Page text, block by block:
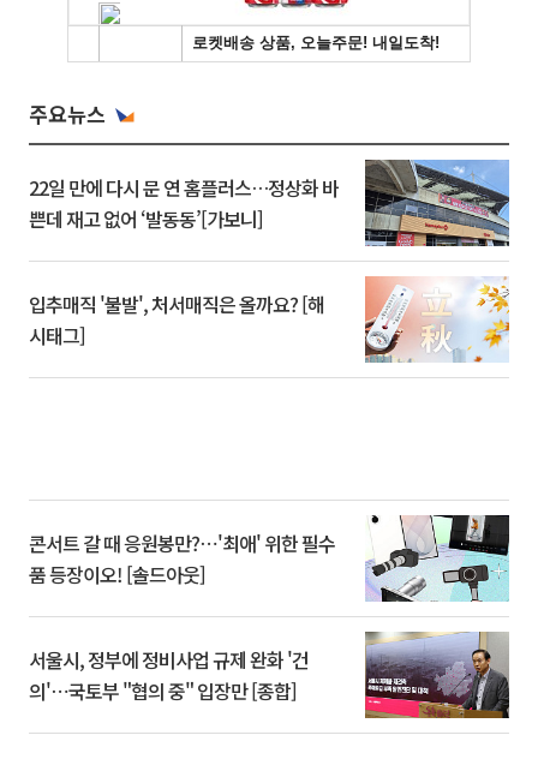
주요뉴스
22일 만에 다시 문 연 홈플러스…정상화 바
쁜데 재고 없어 ‘발동동’[가보니]
입추매직 '불발', 처서매직은 올까요? [해
시태그]
콘서트 갈 때 응원봉만?⋯'최애' 위한 필수
품 등장이오! [솔드아웃]
서울시, 정부에 정비사업 규제 완화 '건
의'⋯국토부 "협의 중" 입장만 [종합]